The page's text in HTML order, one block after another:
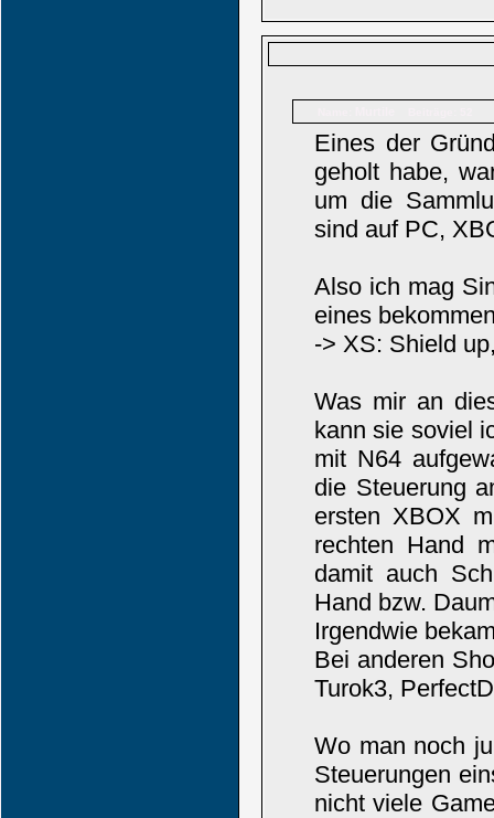
Eines der
geholt habe,
um die
sind auf PC,
Also ich mag
eines
-> XS: Shield
Was mir an
kann sie soviel
mit N64
die Steuerung
ersten XBOX
rechten Hand
damit auch
Hand bzw.
Irgendwie
Bei anderen
Turok3,
Wo man noch
Steuerungen
nicht viele